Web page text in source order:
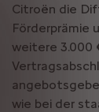
Citroën die
Förderprämie
weitere 3.000
wie bei der